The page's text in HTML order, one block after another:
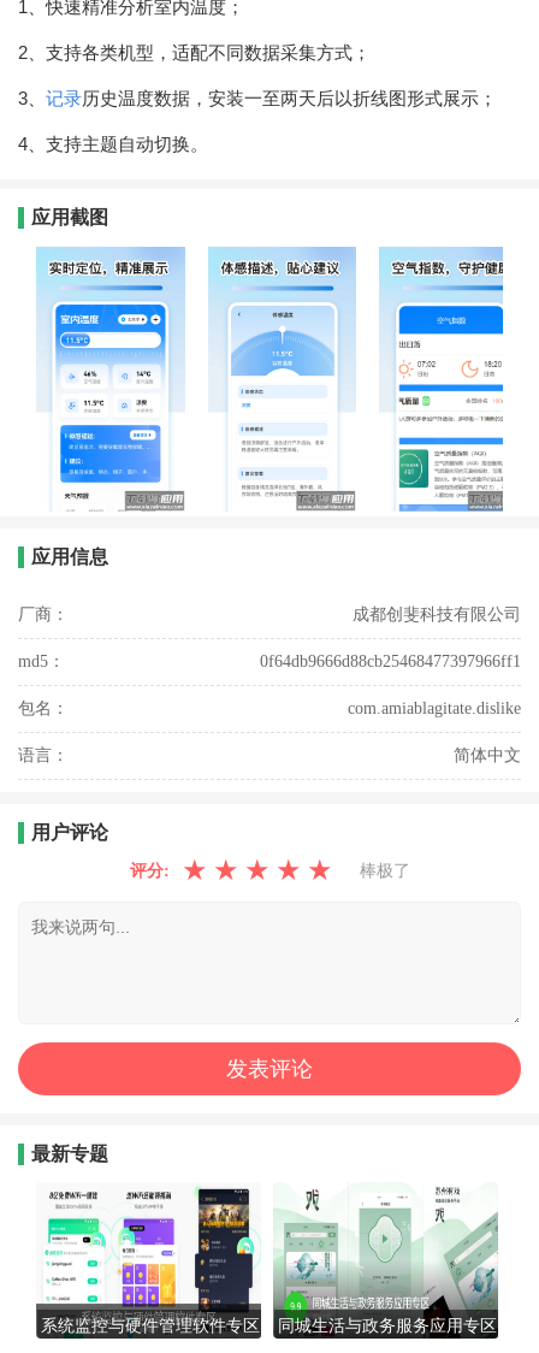
1、快速精准分析室内温度；
2、支持各类机型，适配不同数据采集方式；
3、 记录历史温度数据，安装一至两天后以折线图形式展示；
4、支持主题自动切换。
应用截图
应用信息
厂商： 成都创斐科技有限公司
md5： 0f64db9666d88cb25468477397966ff1
包名： com.amiablagitate.dislike
语言： 简体中文
用户评论
评分: ★ ★ ★ ★ ★ 棒极了
最新专题
系统监控与硬件管理软件专区 同城生活与政务服务应用专区